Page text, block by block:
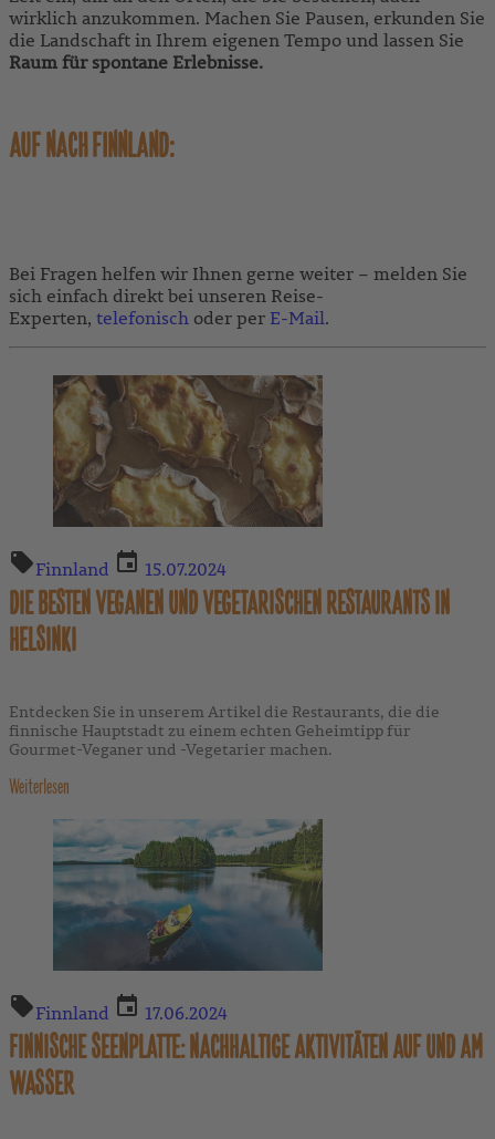
wirklich anzukommen. Machen Sie Pausen, erkunden Sie
die Landschaft in Ihrem eigenen Tempo und lassen Sie
Raum für spontane Erlebnisse.
AUF NACH FINNLAND:
Bei Fragen helfen wir Ihnen gerne weiter – melden Sie
sich einfach direkt bei unseren Reise-
Experten, telefonisch oder per E-Mail.
Finnland 15.07.2024
DIE BESTEN VEGANEN UND VEGETARISCHEN RESTAURANTS IN
HELSINKI
Entdecken Sie in unserem Artikel die Restaurants, die die
finnische Hauptstadt zu einem echten Geheimtipp für
Gourmet-Veganer und -Vegetarier machen.
Weiterlesen
Finnland 17.06.2024
FINNISCHE SEENPLATTE: NACHHALTIGE AKTIVITÄTEN AUF UND AM
WASSER